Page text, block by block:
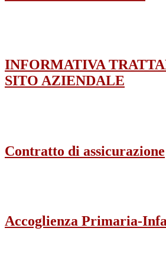
INFORMATIVA
SITO AZIENDALE
Contratto di assicurazione
Accoglienza Primaria-